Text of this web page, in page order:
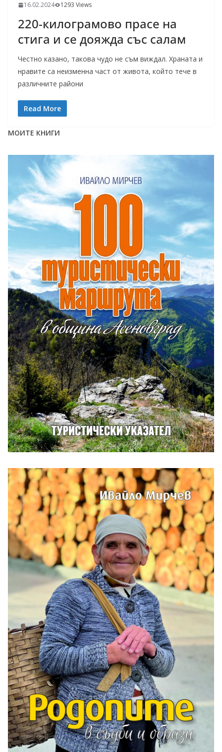
16.02.2024 1293 Views
220-килограмово прасе на
стига и се дояжда със салам
Честно казано, такова чудо не съм виждал. Храната и
нравите са неизменна част от живота, който тече в
различните райони
Read More
МОИТЕ КНИГИ